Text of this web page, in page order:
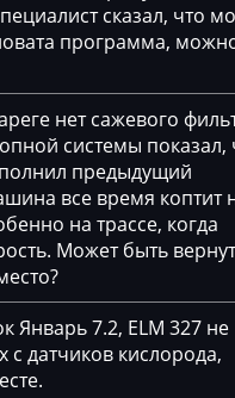
сказал, что
программа,
нет сажевого
системы показал,
предыдущий
все время коптит
на трассе, когда
Может быть
Январь 7.2, ELM 327 не
с датчиков кислорода,